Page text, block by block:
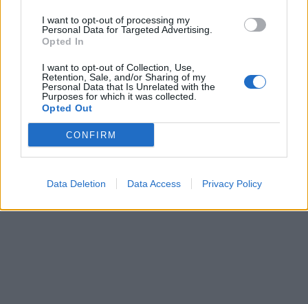
I want to opt-out of processing my
Personal Data for Targeted Advertising.
Opted In
I want to opt-out of Collection, Use,
Retention, Sale, and/or Sharing of my
Personal Data that Is Unrelated with the
Purposes for which it was collected.
Opted Out
CONFIRM
Data Deletion Data Access Privacy Policy
Prenumerera Logga in